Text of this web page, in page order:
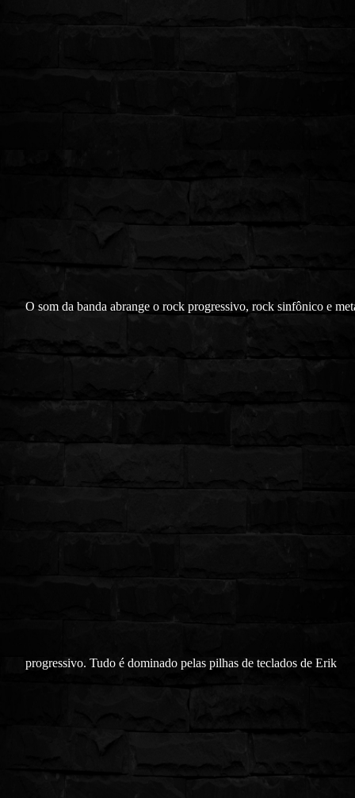
O som da banda abrange o rock progressivo, rock sinfônico e
progressivo. Tudo é dominado pelas pilhas de teclados de Erik